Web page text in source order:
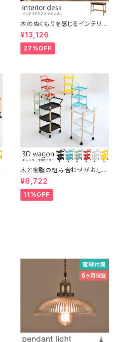
木のぬくもりを感じるインテリア
デスク オーク材使用 ブラウン
ナチュラルスタイル ヴィンテージ
風 レトロ カントリー調 机 イン
テリア
¥13,126
27%OFF
木と樹脂の組み合わせがおしゃ
れな3段ワゴン スッキリ片づけ
キャスター付き 取っ手付き 多目
的 サイドワゴン ファイル ガレー
ジ キッチンワゴン インテリア
¥8,722
11%OFF